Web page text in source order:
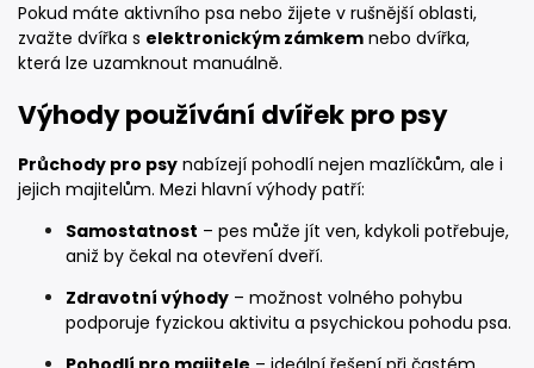
Pokud máte aktivního psa nebo žijete v rušnější oblasti,
zvažte dvířka s elektronickým zámkem nebo dvířka,
která lze uzamknout manuálně.
Výhody používání dvířek pro psy
Průchody pro psy nabízejí pohodlí nejen mazlíčkům, ale i
jejich majitelům. Mezi hlavní výhody patří:
Samostatnost – pes může jít ven, kdykoli potřebuje,
aniž by čekal na otevření dveří.
Zdravotní výhody – možnost volného pohybu
podporuje fyzickou aktivitu a psychickou pohodu psa.